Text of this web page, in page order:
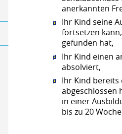
anerkannten
Ihr Kind seine
fortsetzen
gefunden hat,
Ihr Kind einen
absolviert,
Ihr Kind
abgeschlossen
in einer
bis zu 20